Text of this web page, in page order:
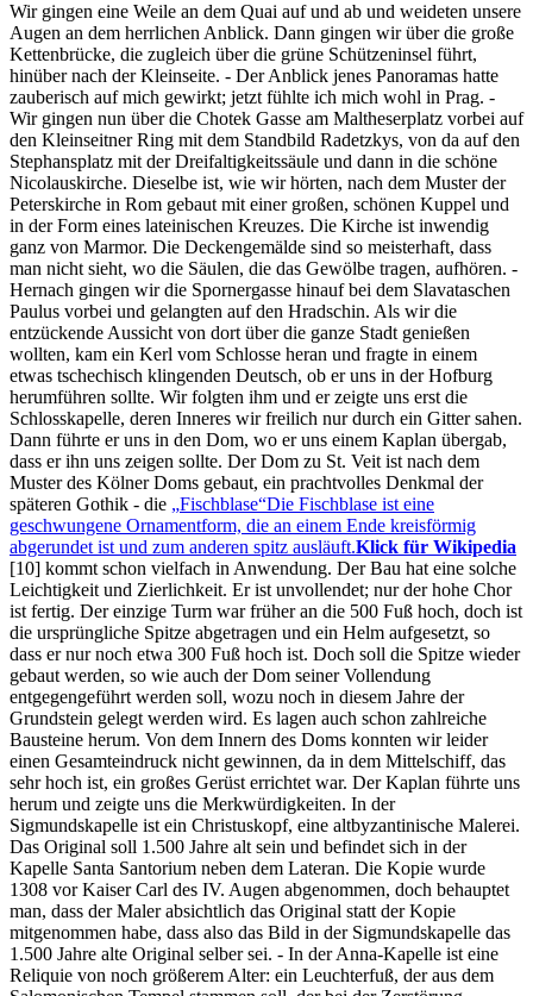
Wir gingen eine Weile an dem Quai auf und ab und weideten unsere
Augen an dem herrlichen Anblick. Dann gingen wir über die große
Kettenbrücke, die zugleich über die grüne Schützeninsel führt,
hinüber nach der Kleinseite. - Der Anblick jenes Panoramas hatte
zauberisch auf mich gewirkt; jetzt fühlte ich mich wohl in Prag. -
Wir gingen nun über die Chotek Gasse am Maltheserplatz vorbei auf
den Kleinseitner Ring mit dem Standbild Radetzkys, von da auf den
Stephansplatz mit der Dreifaltigkeitssäule und dann in die schöne
Nicolauskirche. Dieselbe ist, wie wir hörten, nach dem Muster der
Peterskirche in Rom gebaut mit einer großen, schönen Kuppel und
in der Form eines lateinischen Kreuzes. Die Kirche ist inwendig
ganz von Marmor. Die Deckengemälde sind so meisterhaft, dass
man nicht sieht, wo die Säulen, die das Gewölbe tragen, aufhören. -
Hernach gingen wir die Spornergasse hinauf bei dem Slavataschen
Paulus vorbei und gelangten auf den Hradschin. Als wir die
entzückende Aussicht von dort über die ganze Stadt genießen
wollten, kam ein Kerl vom Schlosse heran und fragte in einem
etwas tschechisch klingenden Deutsch, ob er uns in der Hofburg
herumführen sollte. Wir folgten ihm und er zeigte uns erst die
Schlosskapelle, deren Inneres wir freilich nur durch ein Gitter sahen.
Dann führte er uns in den Dom, wo er uns einem Kaplan übergab,
dass er ihn uns zeigen sollte. Der Dom zu St. Veit ist nach dem
Muster des Kölner Doms gebaut, ein prachtvolles Denkmal der
späteren Gothik - die
Fischblase Die Fischblase ist eine
geschwungene Ornamentform, die an einem Ende kreisförmig
abgerundet ist und zum anderen spitz ausläuft.Klick für Wikipedia
[10] kommt schon vielfach in Anwendung. Der Bau hat eine solche
Leichtigkeit und Zierlichkeit. Er ist unvollendet; nur der hohe Chor
ist fertig. Der einzige Turm war früher an die 500 Fuß hoch, doch ist
die ursprüngliche Spitze abgetragen und ein Helm aufgesetzt, so
dass er nur noch etwa 300 Fuß hoch ist. Doch soll die Spitze wieder
gebaut werden, so wie auch der Dom seiner Vollendung
entgegengeführt werden soll, wozu noch in diesem Jahre der
Grundstein gelegt werden wird. Es lagen auch schon zahlreiche
Bausteine herum. Von dem Innern des Doms konnten wir leider
einen Gesamteindruck nicht gewinnen, da in dem Mittelschiff, das
sehr hoch ist, ein großes Gerüst errichtet war. Der Kaplan führte uns
herum und zeigte uns die Merkwürdigkeiten. In der
Sigmundskapelle ist ein Christuskopf, eine altbyzantinische Malerei.
Das Original soll 1.500 Jahre alt sein und befindet sich in der
Kapelle Santa Santorium neben dem Lateran. Die Kopie wurde
1308 vor Kaiser Carl des IV. Augen abgenommen, doch behauptet
man, dass der Maler absichtlich das Original statt der Kopie
mitgenommen habe, dass also das Bild in der Sigmundskapelle das
1.500 Jahre alte Original selber sei. - In der Anna-Kapelle ist eine
Reliquie von noch größerem Alter: ein Leuchterfuß, der aus dem